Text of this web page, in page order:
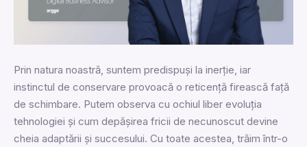
Prin natura noastră, suntem predispuși la inerție, iar
instinctul de conservare provoacă o reticență firească față
de schimbare. Putem observa cu ochiul liber evoluția
tehnologiei și cum depășirea fricii de necunoscut devine
cheia adaptării și succesului. Cu toate acestea, trăim într-o